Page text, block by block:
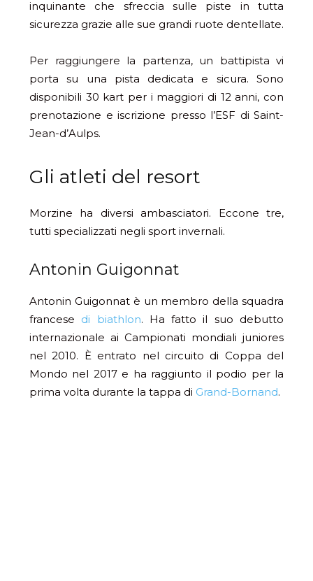
inquinante che sfreccia sulle piste in tutta
sicurezza grazie alle sue grandi ruote dentellate.
Per raggiungere la partenza, un battipista vi
porta su una pista dedicata e sicura. Sono
disponibili 30 kart per i maggiori di 12 anni, con
prenotazione e iscrizione presso l’ESF di Saint-
Jean-d’Aulps.
Gli atleti del resort
Morzine ha diversi ambasciatori. Eccone tre,
tutti specializzati negli sport invernali.
Antonin Guigonnat
Antonin Guigonnat è un membro della squadra
francese di biathlon. Ha fatto il suo debutto
internazionale ai Campionati mondiali juniores
nel 2010. È entrato nel circuito di Coppa del
Mondo nel 2017 e ha raggiunto il podio per la
prima volta durante la tappa di Grand-Bornand.